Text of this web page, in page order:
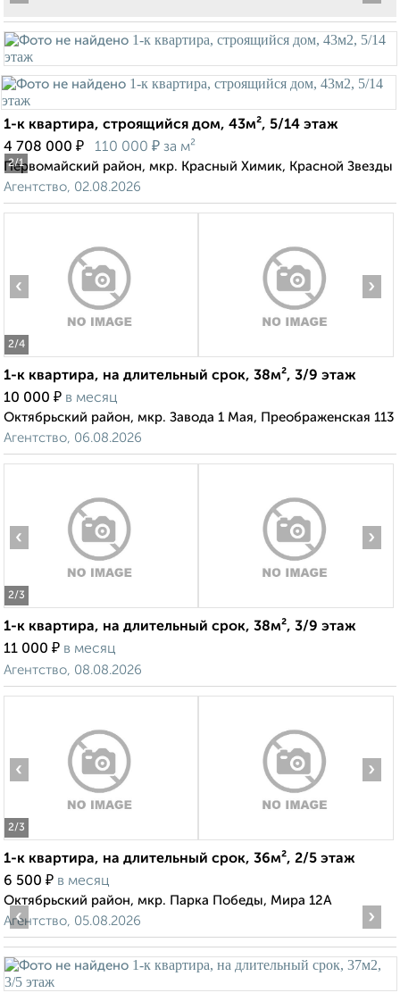
2/1
1-к квартира, строящийся дом, 43м², 5/14 этаж
4 708 000 ₽ 110 000 ₽ за м²
Первомайский район, мкр. Красный Химик, Красной Звезды
Агентство, 02.08.2026
2/4
‹ ›
1-к квартира, на длительный срок, 38м², 3/9 этаж
10 000 ₽ в месяц
Октябрьский район, мкр. Завода 1 Мая, Преображенская 113
Агентство, 06.08.2026
2/3
‹ ›
1-к квартира, на длительный срок, 38м², 3/9 этаж
11 000 ₽ в месяц
Агентство, 08.08.2026
2/3
‹ ›
1-к квартира, на длительный срок, 36м², 2/5 этаж
6 500 ₽ в месяц
Октябрьский район, мкр. Парка Победы, Мира 12А
Агентство, 05.08.2026
‹ ›